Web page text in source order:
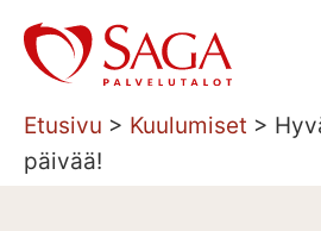
Siirry
sisältöön
Etusivu > Kuulumiset >
päivää!